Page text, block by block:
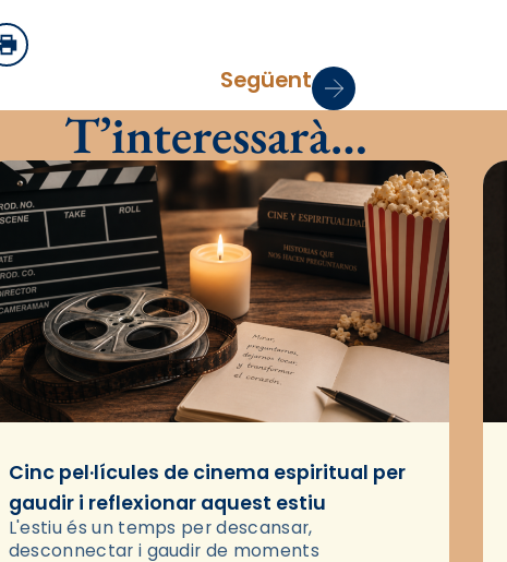
Imprimir
Següent
T’interessarà…
Cinc pel·lícules de cinema espiritual per
gaudir i reflexionar aquest estiu
L'estiu és un temps per descansar,
desconnectar i gaudir de moments